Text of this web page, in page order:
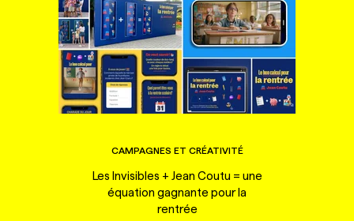
CAMPAGNES ET CRÉATIVITÉ
Les Invisibles + Jean Coutu = une
équation gagnante pour la
rentrée